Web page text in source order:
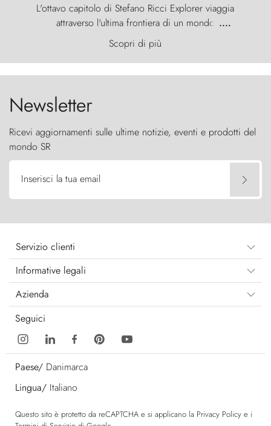
L'ottavo capitolo di Stefano Ricci Explorer viaggia
attraverso l'ultima frontiera di un mondo
primordiale, dove il vento scolpisce la natura con
furia ancestrale e le Torres del Paine sfidano il
cielo come sentinelle di pietra.
....
Scopri di più
Newsletter
Ricevi aggiornamenti sulle ultime notizie, eventi e prodotti del
mondo SR
Inserisci la tua email
Servizio clienti
Informative legali
Azienda
Seguici
Paese/ Danimarca
Lingua/ Italiano
Questo sito è protetto da reCAPTCHA e si applicano la Privacy Policy e i